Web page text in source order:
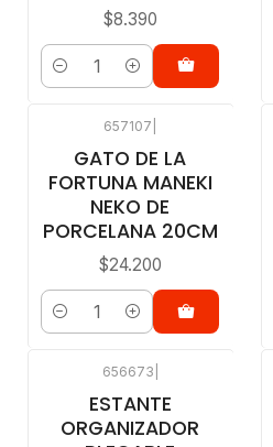
$8.390
Cantidad
657107
GATO DE LA
FORTUNA MANEKI
NEKO DE
PORCELANA 20CM
$24.200
Cantidad
656673
ESTANTE
ORGANIZADOR